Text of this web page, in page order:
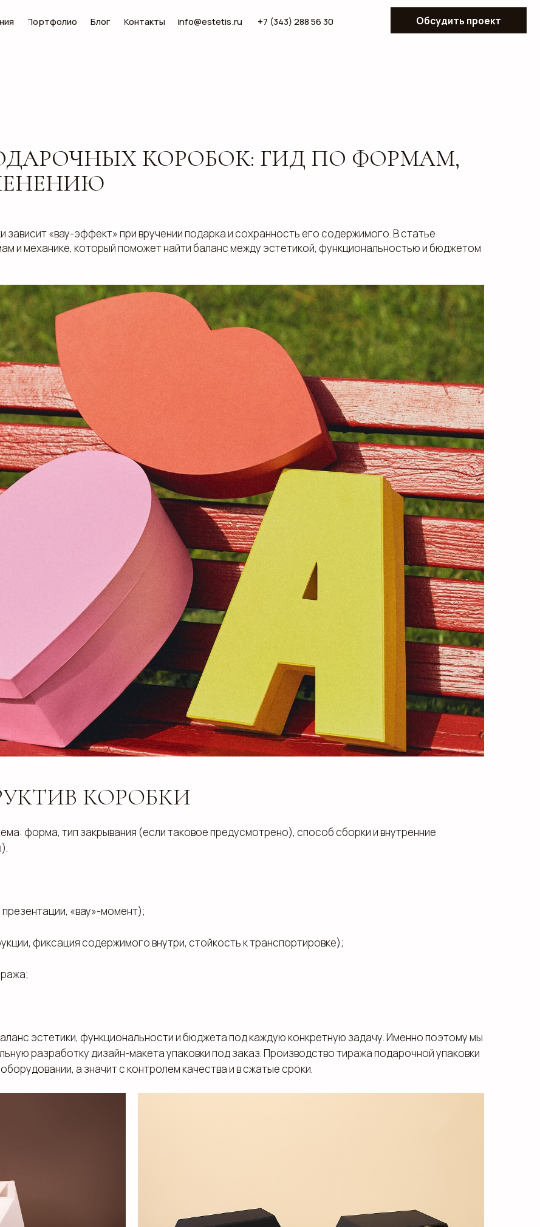
info@estetis.ru +7 (343) 288 56 30
Контакты
Блог Обсудить проект
КОРОБОК: ГИД ПО ФОРМАМ,
зависит «вау-эффект» при вручении подарка и сохранность его содержимого. В статье
и механике, который поможет найти баланс между эстетикой, функциональностью и бюджетом
КОРОБКИ
форма, тип закрывания (если таковое предусмотрено), способ сборки и внутренние
«вау»-момент);
фиксация содержимого внутри, стойкость к транспортировке);
эстетики, функциональности и бюджета под каждую конкретную задачу. Именно поэтому мы
разработку дизайн-макета упаковки под заказ. Производство тиража подарочной упаковки
а значит с контролем качества и в сжатые сроки.